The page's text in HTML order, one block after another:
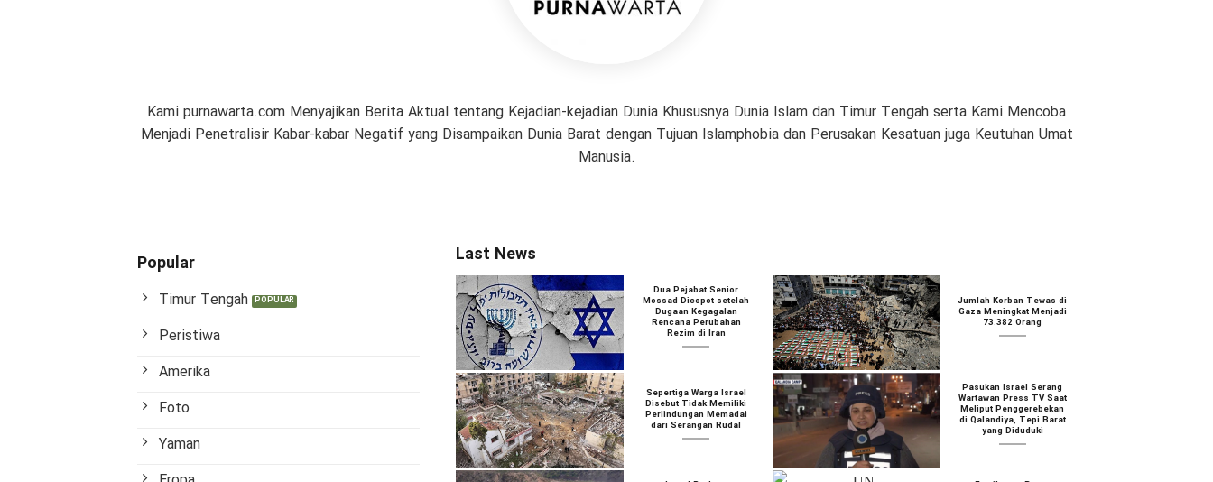
Kami purnawarta.com Menyajikan Berita Aktual tentang Kejadian-kejadian Dunia Khususnya Dunia Islam dan Timur Tengah serta Kami Mencoba
Menjadi Penetralisir Kabar-kabar Negatif yang Disampaikan Dunia Barat dengan Tujuan Islamphobia dan Perusakan Kesatuan juga Keutuhan Umat
Manusia.
Popular
Timur Tengah
Peristiwa
Amerika
Foto
Yaman
Last News
Dua Pejabat Senior
Mossad Dicopot setelah
Dugaan Kegagalan
Rencana Perubahan
Rezim di Iran
Jumlah Korban Tewas di
Gaza Meningkat Menjadi
73.382 Orang
Sepertiga Warga Israel
Disebut Tidak Memiliki
Perlindungan Memadai
dari Serangan Rudal
Pasukan Israel Serang
Wartawan Press TV Saat
Meliput Penggerebekan
di Qalandiya, Tepi Barat
yang Diduduki